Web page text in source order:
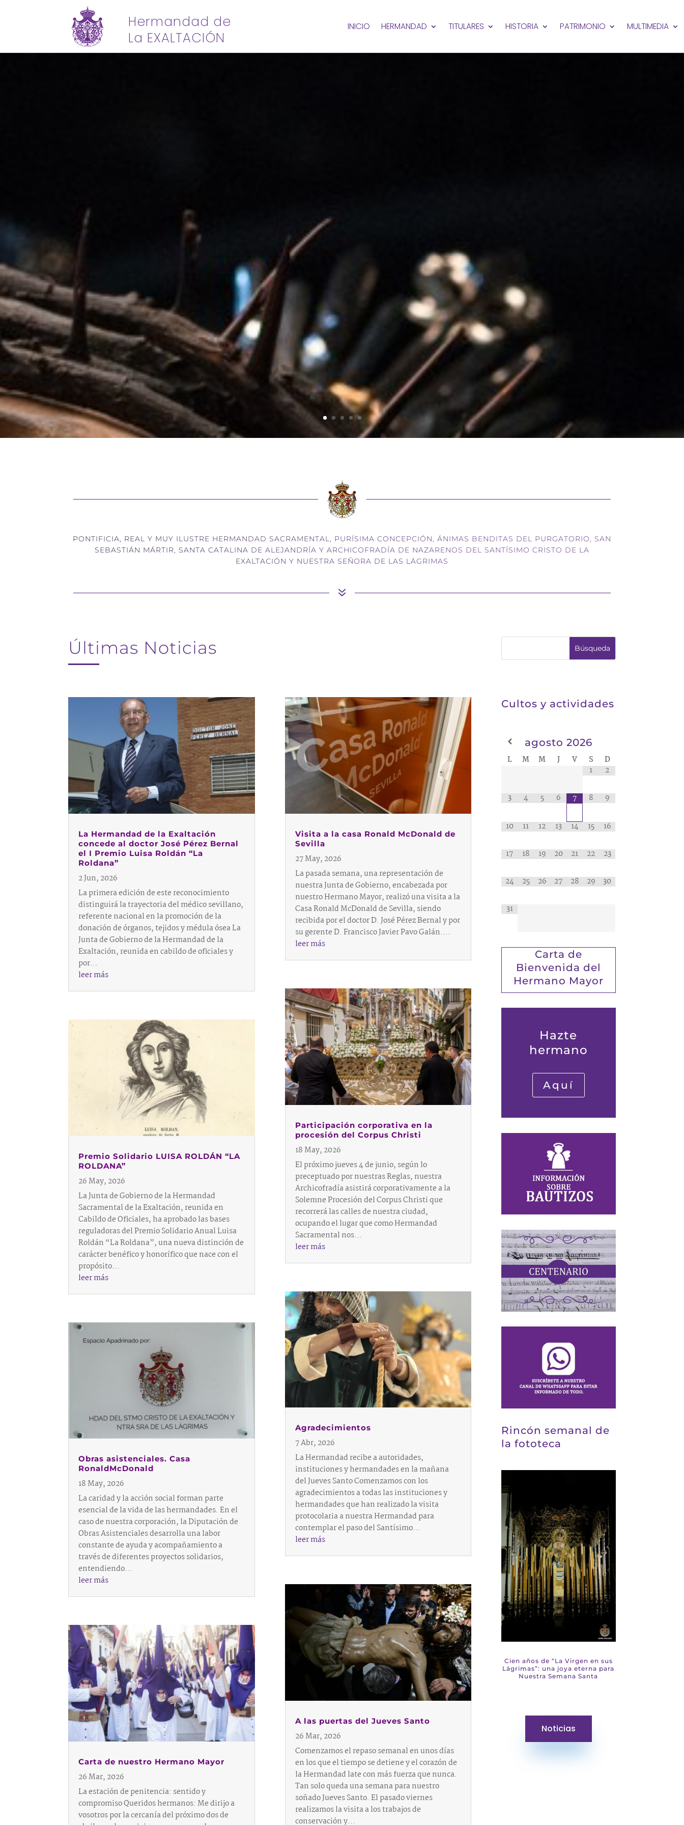
Hermandad de
La EXALTACIÓN
INICIO HERMANDAD TITULARES HISTORIA PATRIMONIO MULTIMEDIA
PONTIFICIA, REAL Y MUY ILUSTRE HERMANDAD SACRAMENTAL, PURÍSIMA CONCEPCIÓN, ÁNIMAS BENDITAS DEL PURGATORIO, SAN
SEBASTIÁN MÁRTIR, SANTA CATALINA DE ALEJANDRÍA Y ARCHICOFRADÍA DE NAZARENOS DEL SANTÍSIMO CRISTO DE LA
EXALTACIÓN Y NUESTRA SEÑORA DE LAS LÁGRIMAS
7
Últimas Noticias
La Hermandad de la Exaltación
concede al doctor José Pérez Bernal
el I Premio Luisa Roldán “La
Roldana”
2 Jun, 2026
La primera edición de este reconocimiento
distinguirá la trayectoria del médico sevillano,
referente nacional en la promoción de la
donación de órganos, tejidos y médula ósea La
Junta de Gobierno de la Hermandad de la
Exaltación, reunida en cabildo de oficiales y
por...
leer más
Premio Solidario LUISA ROLDÁN “LA
ROLDANA”
26 May, 2026
La Junta de Gobierno de la Hermandad
Sacramental de la Exaltación, reunida en
Cabildo de Oficiales, ha aprobado las bases
reguladoras del Premio Solidario Anual Luisa
Roldán “La Roldana”, una nueva distinción de
carácter benéfico y honorífico que nace con el
propósito...
leer más
Obras asistenciales. Casa
RonaldMcDonald
18 May, 2026
La caridad y la acción social forman parte
esencial de la vida de las hermandades. En el
caso de nuestra corporación, la Diputación de
Obras Asistenciales desarrolla una labor
constante de ayuda y acompañamiento a
través de diferentes proyectos solidarios,
entendiendo...
leer más
Carta de nuestro Hermano Mayor
26 Mar, 2026
La estación de penitencia: sentido y
compromiso Queridos hermanos: Me dirijo a
vosotros por la cercanía del próximo dos de
Visita a la casa Ronald McDonald de
Sevilla
27 May, 2026
La pasada semana, una representación de
nuestra Junta de Gobierno, encabezada por
nuestro Hermano Mayor, realizó una visita a la
Casa Ronald McDonald de Sevilla, siendo
recibida por el doctor D. José Pérez Bernal y por
su gerente D. Francisco Javier Pavo Galán....
leer más
Participación corporativa en la
procesión del Corpus Christi
18 May, 2026
El próximo jueves 4 de junio, según lo
preceptuado por nuestras Reglas, nuestra
Archicofradía asistirá corporativamente a la
Solemne Procesión del Corpus Christi que
recorrerá las calles de nuestra ciudad,
ocupando el lugar que como Hermandad
Sacramental nos...
leer más
Agradecimientos
7 Abr, 2026
La Hermandad recibe a autoridades,
instituciones y hermandades en la mañana
del Jueves Santo Comenzamos con los
agradecimientos a todas las instituciones y
hermandades que han realizado la visita
protocolaria a nuestra Hermandad para
contemplar el paso del Santísimo...
leer más
A las puertas del Jueves Santo
26 Mar, 2026
Comenzamos el repaso semanal en unos días
en los que el tiempo se detiene y el corazón de
la Hermandad late con más fuerza que nunca.
Tan solo queda una semana para nuestro
soñado Jueves Santo. El pasado viernes
realizamos la visita a los trabajos de
conservación y...
Cultos y actividades
agosto 2026
L
M M J V S
D
1
2
3 4 5 6 7 8 9
10 11 12 13 14 15 16
17 18 19 20 21 22 23
24 25 26 27 28 29 30
31
Carta de
Bienvenida del
Hermano Mayor
Hazte
hermano
Aquí
Rincón semanal de
la fototeca
Cien años de “La Virgen en sus
Lágrimas”: una joya eterna para
Nuestra Semana Santa
Noticias